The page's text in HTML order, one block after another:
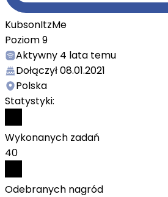
KubsonItzMe
Poziom9
Aktywny 4 lata temu
Dołączył08.01.2021
Polska
Statystyki:
Wykonanych zadań
40
Odebranych nagród